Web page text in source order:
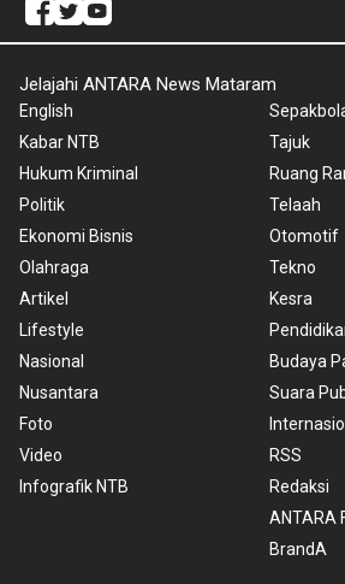
Jelajahi ANTARA News Mataram
English
Kabar NTB
Hukum Kriminal
Politik
Ekonomi Bisnis
Olahraga
Artikel
Lifestyle
Nasional
Nusantara
Foto
Video
Infografik NTB
Tajuk
Ruang
Telaah
Otomotif
Tekno
Kesra
Budaya
Suara
RSS
Redaksi
ANTARA
BrandA